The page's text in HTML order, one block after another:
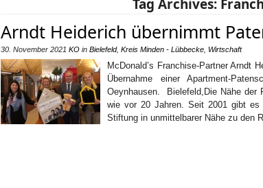
Tag Archives:
Arndt Heiderich übernimmt
30. November 2021 KO in Bielefeld, Kreis Minden - Lübbecke Wirtschaft
McDonald’s Franchise-Partner Arndt
Übernahme einer Apartment-
Oeynhausen. Bielefeld,Die Nähe der
wie vor 20 Jahren. Seit 2001 gibt es
Stiftung in unmittelbarer Nähe zu den